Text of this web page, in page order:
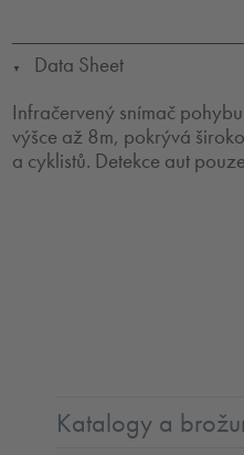
▼
Data Sheet
Infračervený snímač
výšce až 8m, pokrývá
a cyklistů. Detekce aut
Katalogy a